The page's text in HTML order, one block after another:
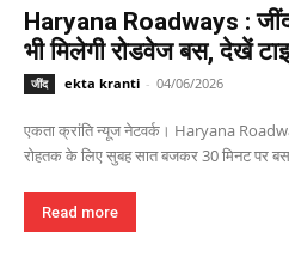
Haryana Roadways :
भी मिलेगी रोडवेज बस, देखें
जींद ekta kranti - 04/06/2026
एकता क्रांति न्यूज नेटवर्क। Haryana
रोहतक के लिए सुबह सात बजकर 30 मिनट पर
Read more